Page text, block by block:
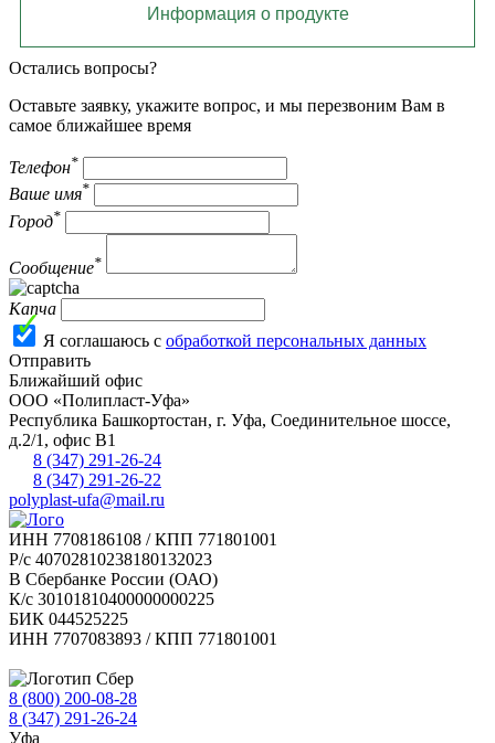
Информация о продукте
Остались вопросы?
Оставьте заявку, укажите вопрос, и мы перезвоним Вам в
самое ближайшее время
Телефон*
Ваше имя*
Город*
Сообщение*
Капча
Я соглашаюсь с обработкой персональных данных
Отправить
Ближайший офис
ООО «Полипласт-Уфа»
Республика Башкортостан, г. Уфа, Соединительное шоссе,
д.2/1, офис В1
8 (347) 291-26-24
8 (347) 291-26-22
polyplast-ufa@mail.ru
ИНН 7708186108 / КПП 771801001
Р/с 40702810238180132023
В Сбербанке России (ОАО)
К/с 30101810400000000225
БИК 044525225
ИНН 7707083893 / КПП 771801001
8 (800) 200-08-28
8 (347) 291-26-24
Уфа